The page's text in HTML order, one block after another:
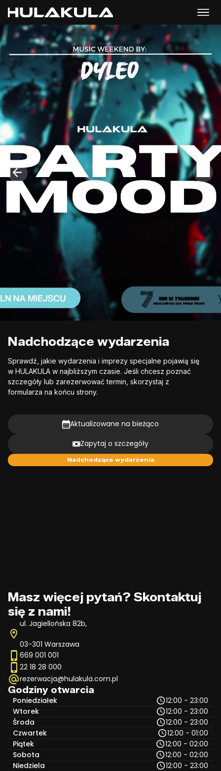
Nadchodzące wydarzenia
Sprawdź, jakie wydarzenia i imprezy specjalne pojawią się
w HULAKULA w najbliższym czasie. Jeśli chcesz poznać
szczegóły lub zarezerwować termin, skorzystaj z
formularza na końcu strony.
Aktualizowane na bieżąco
Zapytaj o szczegóły
Nadchodzące wydarzenia
Masz więcej pytań? Skontaktuj
się z nami!
ul. Jagiellońska 82b,
03-301 Warszawa
669 001 001
22 18 28 000
rezerwacja@hulakula.com.pl
Godziny otwarcia
Poniedziałek
12:00 - 23:00
Wtorek
12:00 - 23:00
Środa
12:00 - 23:00
Czwartek
12:00 - 01:00
Piątek
12:00 - 02:00
Sobota
12:00 - 02:00
Niedziela
12:00 - 23:00